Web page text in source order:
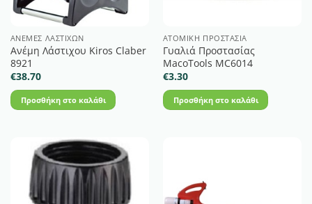
ΑΝΈΜΕΣ ΛΆΣΤΙΧΩΝ
Ανέμη Λάστιχου Kiros Claber
8921
€38.70
Προσθήκη στο καλάθι
ΑΤΟΜΙΚΉ ΠΡΟΣΤΑΣΊΑ
Γυαλιά Προστασίας
MacoTools MC6014
€3.30
Προσθήκη στο καλάθι